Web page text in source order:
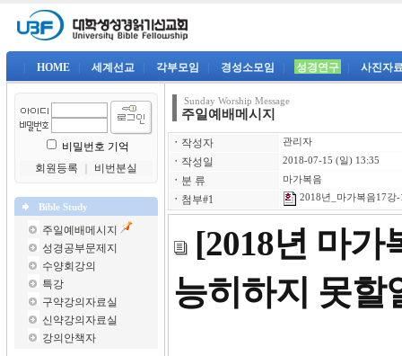
HOME 세계선교 각부모임 경성소모임 성경연구 사진자
비밀번호 기억
회원등록
비번분실
Bible Study
주일예배메시지
성경공부문제지
수양회강의
특강
구약강의자료실
신약강의자료실
강의안책자
Sunday Worship Message
주일예배메시지
ㆍ 작성자 관리자
ㆍ 작성일 2018-07-15 (일) 13:35
ㆍ 분 류 마가복음
ㆍ 첨부#1 2018년_마가복음17강
[2018년 마가
능히하지 못할